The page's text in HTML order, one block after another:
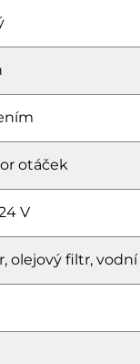
otáček
V
olejový filtr,